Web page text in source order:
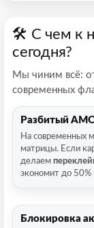
🛠 С чем к
сегодня?
Мы чиним всё:
современных
Разбитый
На современных
матрицы. Если
делаем
экономит до
Блокировка